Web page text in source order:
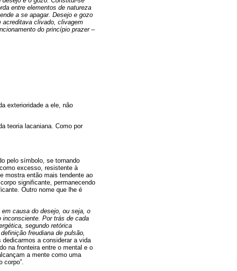
entre elementos de natureza
a se apagar. Desejo e gozo
acreditava clivado, clivagem
do princípio prazer –
exterioridade a ele, não
teoria lacaniana. Como por
pelo símbolo, se tornando
excesso, resistente à
mostra então mais tendente ao
significante, permanecendo
Outro nome que lhe é
causa do desejo, ou seja, o
Por trás de cada
segundo retórica
freudiana de pulsão,
dedicarmos a considerar a vida
na fronteira entre o mental e o
a mente como uma